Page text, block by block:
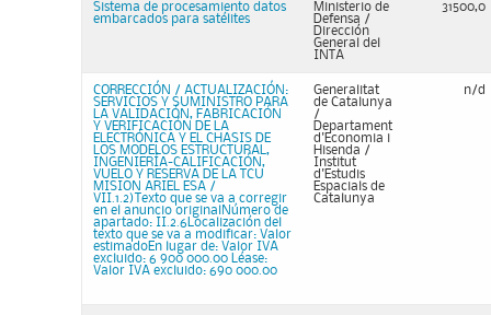
Sistema de procesamiento datos
embarcados para satélites
Ministerio de
Defensa /
Dirección
General del
INTA
31500,0
CORRECCIÓN / ACTUALIZACIÓN:
SERVICIOS Y SUMINISTRO PARA
LA VALIDACIÓN, FABRICACIÓN
Y VERIFICACIÓN DE LA
ELECTRÓNICA Y EL CHASIS DE
LOS MODELOS ESTRUCTURAL,
INGENIERÍA-CALIFICACIÓN,
VUELO Y RESERVA DE LA TCU
MISION ARIEL ESA /
VII.1.2)Texto que se va a corregir
en el anuncio originalNúmero de
apartado: II.2.6Localización del
texto que se va a modificar: Valor
estimadoEn lugar de: Valor IVA
excluido: 6 900 000.00 Léase:
Valor IVA excluido: 690 000.00
Generalitat
de Catalunya
/
Departament
d'Economia i
Hisenda /
Institut
d'Estudis
Espacials de
Catalunya
n/d